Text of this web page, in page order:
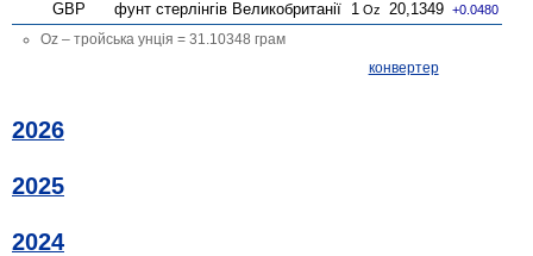
GBP фунт стерлінгів Велико­британії 1 Oz 20,1349 +0.0480
Oz – тройська унція = 31.10348 грам
конвертер
2026
2025
2024